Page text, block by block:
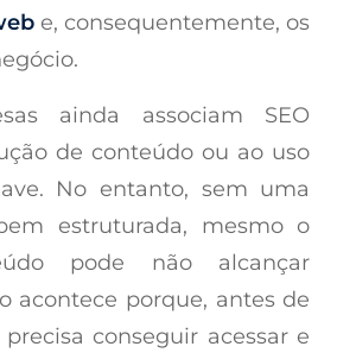
e, consequentemente, os
ainda associam SEO
de conteúdo ou ao uso
No entanto, sem uma
estruturada, mesmo o
pode não alcançar
acontece porque, antes de
conseguir acessar e